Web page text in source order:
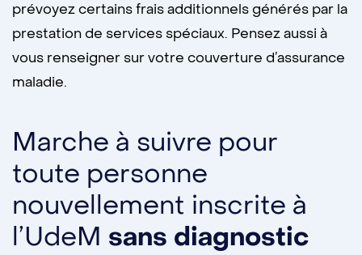
prévoyez certains frais additionnels générés par la
prestation de services spéciaux. Pensez aussi à
vous renseigner sur votre couverture d’assurance
maladie.
Marche à suivre pour
toute personne
nouvellement inscrite à
l’UdeM sans diagnostic